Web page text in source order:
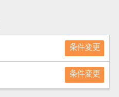
条件変更
条件変更